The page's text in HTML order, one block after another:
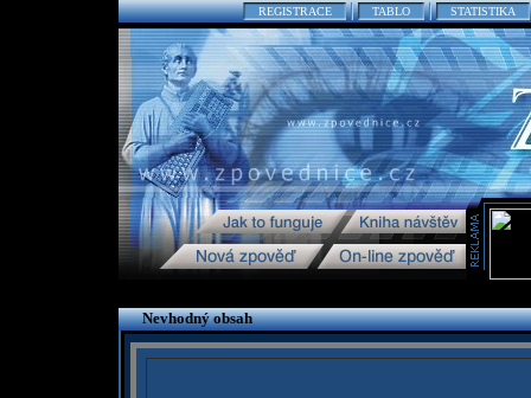
REGISTRACE TABLO STATISTIKA
Nevhodný obsah